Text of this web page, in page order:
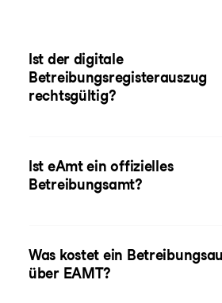
Ist der digitale
Betreibungsregisterauszug
rechtsgültig?
Ist eAmt ein offizielles
Betreibungsamt?
Was kostet ein
über EAMT?